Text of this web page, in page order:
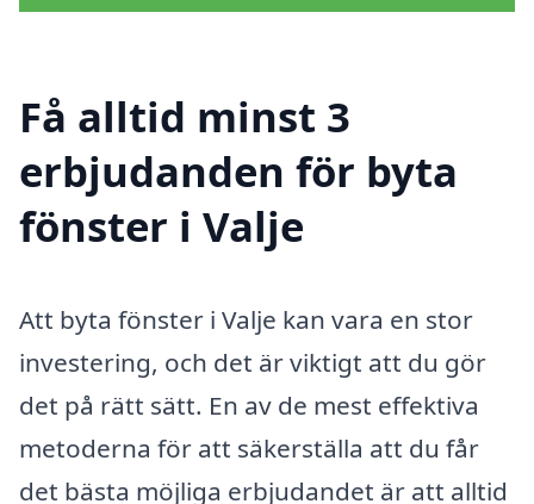
Få alltid minst 3
erbjudanden för byta
fönster i Valje
Att byta fönster i Valje kan vara en stor
investering, och det är viktigt att du gör
det på rätt sätt. En av de mest effektiva
metoderna för att säkerställa att du får
det bästa möjliga erbjudandet är att alltid